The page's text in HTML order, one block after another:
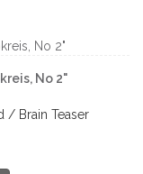
No 2"
/ Brain Teaser